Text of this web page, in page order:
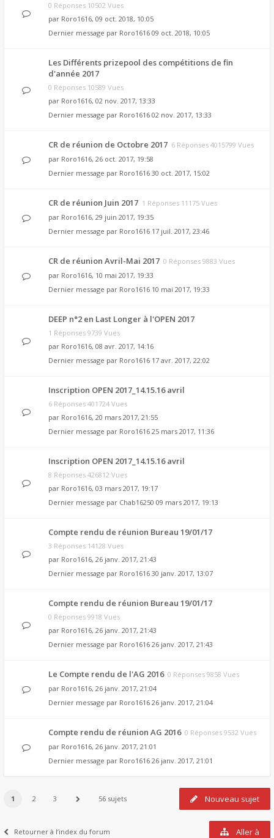
0 Réponses 10502 Vues
par Roro1616, 09 oct. 2018, 10:05
Dernier message par Roro1616 09 oct. 2018, 10:05
Les Différents prizepool des compétitions de fin
d'année 2017
0 Réponses 10589 Vues
par Roro1616, 02 nov. 2017, 13:33
Dernier message par Roro1616 02 nov. 2017, 13:33
CR de réunion de Octobre 2017 6 Réponses 4015799 Vues
par Roro1616, 26 oct. 2017, 19:58
Dernier message par Roro1616 30 oct. 2017, 15:02
CR de réunion Juin 2017 1 Réponses 11175 Vues
par Roro1616, 29 juin 2017, 19:35
Dernier message par Roro1616 17 juil. 2017, 23:46
CR de réunion Avril-Mai 2017 0 Réponses 9883 Vues
par Roro1616, 10 mai 2017, 19:33
Dernier message par Roro1616 10 mai 2017, 19:33
DEEP n°2 en Last Longer à l'OPEN 2017
1 Réponses 9739 Vues
par Roro1616, 08 avr. 2017, 14:16
Dernier message par Roro1616 17 avr. 2017, 22:02
Inscription OPEN 2017_14.15.16 avril
6 Réponses 401724 Vues
par Roro1616, 20 mars 2017, 21:55
Dernier message par Roro1616 25 mars 2017, 11:36
Inscription OPEN 2017_14.15.16 avril
8 Réponses 426812 Vues
par Roro1616, 03 mars 2017, 19:17
Dernier message par Chab16250 09 mars 2017, 19:13
Compte rendu de réunion Bureau 19/01/17
3 Réponses 14128 Vues
par Roro1616, 26 janv. 2017, 21:43
Dernier message par Roro1616 30 janv. 2017, 13:07
Compte rendu de réunion Bureau 19/01/17
0 Réponses 9918 Vues
par Roro1616, 26 janv. 2017, 21:43
Dernier message par Roro1616 26 janv. 2017, 21:43
Le Compte rendu de l'AG 2016 0 Réponses 9858 Vues
par Roro1616, 26 janv. 2017, 21:04
Dernier message par Roro1616 26 janv. 2017, 21:04
Compte rendu de réunion AG 2016 0 Réponses 9532 Vues
par Roro1616, 26 janv. 2017, 21:01
Dernier message par Roro1616 26 janv. 2017, 21:01
Nouveau sujet
1 2 3 56 sujets
Retourner à l’index du forum Aller à